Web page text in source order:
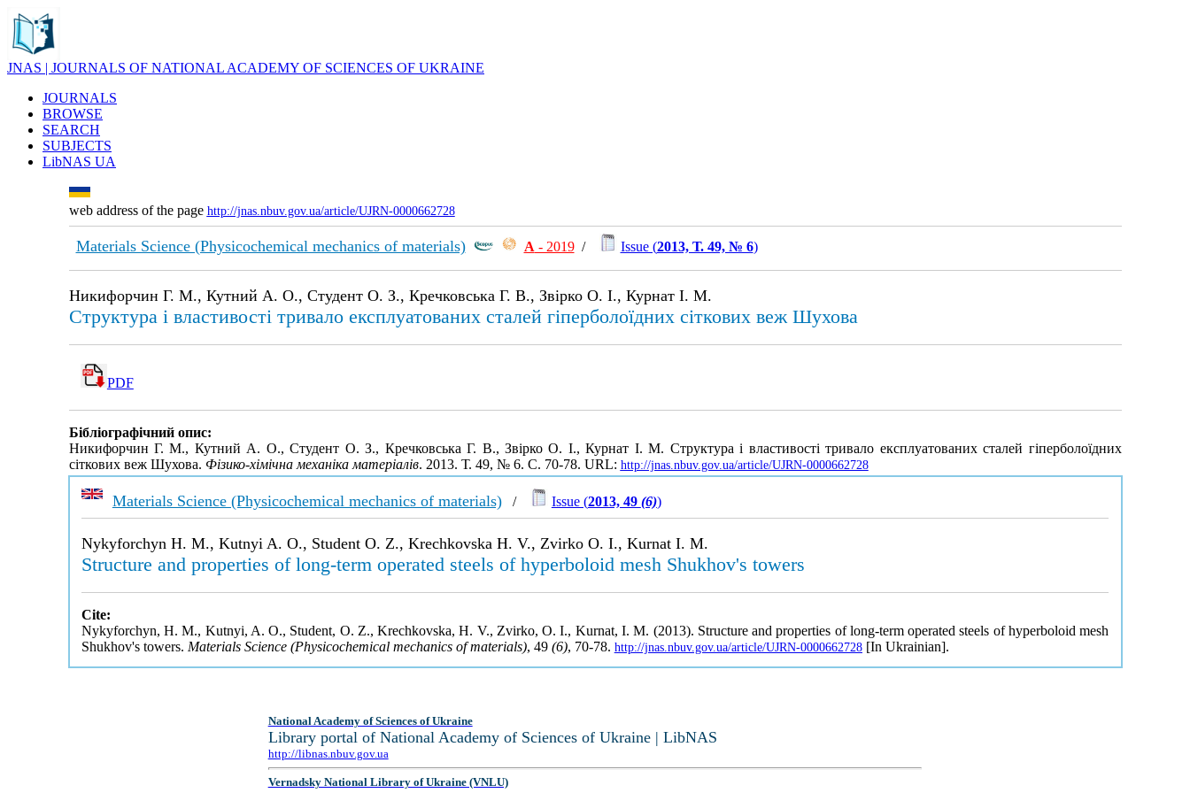
JNAS | JOURNALS OF NATIONAL ACADEMY OF SCIENCES OF UKRAINE
JOURNALS
BROWSE
SEARCH
SUBJECTS
LibNAS UA
web address of the page http://jnas.nbuv.gov.ua/article/UJRN-0000662728
Materials Science (Physicochemical mechanics of materials) А - 2019/ Issue (2013, Т. 49, № 6)
Никифорчин Г. М., Кутний А. О., Студент О. З., Кречковська Г. В., Звірко О. І., Курнат І. М.
Структура і властивості тривало експлуатованих сталей гіперболоїдних сіткових веж Шухова
PDF
Бібліографічний опис:
Никифорчин Г. М., Кутний А. О., Студент О. З., Кречковська Г. В., Звірко О. І., Курнат І. М. Структура і властивості тривало експлуатованих сталей гіперболоїдних
сіткових веж Шухова. Фізико-хімічна механіка матеріалів. 2013. Т. 49, № 6. С. 70-78. URL: http://jnas.nbuv.gov.ua/article/UJRN-0000662728
Materials Science (Physicochemical mechanics of materials)/ Issue (2013, 49 (6))
Nykyforchyn H. M., Kutnyi A. O., Student O. Z., Krechkovska H. V., Zvirko O. I., Kurnat I. M.
Structure and properties of long-term operated steels of hyperboloid mesh Shukhov's towers
Cite:
Nykyforchyn, H. M., Kutnyi, A. O., Student, O. Z., Krechkovska, H. V., Zvirko, O. I., Kurnat, I. M. (2013). Structure and properties of long-term operated steels of hyperboloid mesh
Shukhov's towers. Materials Science (Physicochemical mechanics of materials), 49 (6), 70-78. http://jnas.nbuv.gov.ua/article/UJRN-0000662728[In Ukrainian].
National Academy of Sciences of Ukraine
Library portal of National Academy of Sciences of Ukraine | LibNAS
http://libnas.nbuv.gov.ua
Vernadsky National Library of Ukraine (VNLU)